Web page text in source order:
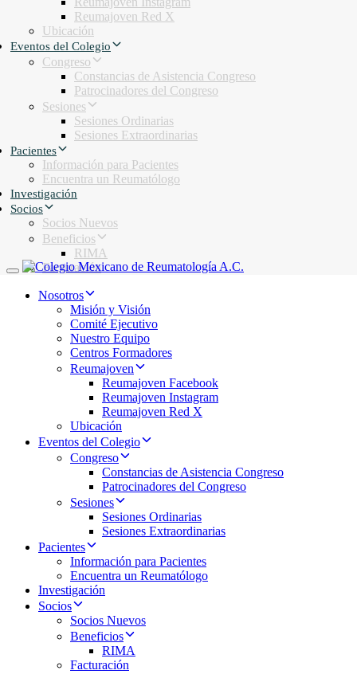
Reumajoven Red X
Ubicación
Eventos del Colegio
Congreso
Constancias de Asistencia Congreso
Patrocinadores del Congreso
Sesiones
Sesiones Ordinarias
Sesiones Extraordinarias
Pacientes
Información para Pacientes
Encuentra un Reumatólogo
Investigación
Socios
Socios Nuevos
Beneficios
RIMA
Facturación
Toggle navigation
Nosotros
Misión y Visión
Comité Ejecutivo
Nuestro Equipo
Centros Formadores
Reumajoven
Reumajoven Facebook
Reumajoven Instagram
Reumajoven Red X
Ubicación
Eventos del Colegio
Congreso
Constancias de Asistencia Congreso
Patrocinadores del Congreso
Sesiones
Sesiones Ordinarias
Sesiones Extraordinarias
Pacientes
Información para Pacientes
Encuentra un Reumatólogo
Investigación
Socios
Socios Nuevos
Beneficios
RIMA
Facturación